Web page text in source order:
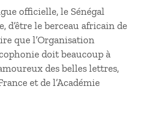
officielle, le Sénégal
d’être le berceau africain de
que l’Organisation
doit beaucoup à
des belles lettres,
et de l’Académie